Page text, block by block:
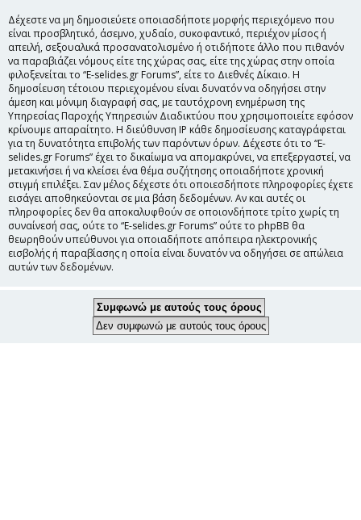
Δέχεστε να μη δημοσιεύετε οποιασδήποτε μορφής περιεχόμενο που
είναι προσβλητικό, άσεμνο, χυδαίο, συκοφαντικό, περιέχον μίσος ή
απειλή, σεξουαλικά προσανατολισμένο ή οτιδήποτε άλλο που πιθανόν
να παραβιάζει νόμους είτε της χώρας σας, είτε της χώρας στην οποία
φιλοξενείται το “E-selides.gr Forums”, είτε το Διεθνές Δίκαιο. Η
δημοσίευση τέτοιου περιεχομένου είναι δυνατόν να οδηγήσει στην
άμεση και μόνιμη διαγραφή σας, με ταυτόχρονη ενημέρωση της
Υπηρεσίας Παροχής Υπηρεσιών Διαδικτύου που χρησιμοποιείτε εφόσον
κρίνουμε απαραίτητο. Η διεύθυνση IP κάθε δημοσίευσης καταγράφεται
για τη δυνατότητα επιβολής των παρόντων όρων. Δέχεστε ότι το “E-
selides.gr Forums” έχει το δικαίωμα να απομακρύνει, να επεξεργαστεί, να
μετακινήσει ή να κλείσει ένα θέμα συζήτησης οποιαδήποτε χρονική
στιγμή επιλέξει. Σαν μέλος δέχεστε ότι οποιεσδήποτε πληροφορίες έχετε
εισάγει αποθηκεύονται σε μια βάση δεδομένων. Αν και αυτές οι
πληροφορίες δεν θα αποκαλυφθούν σε οποιονδήποτε τρίτο χωρίς τη
συναίνεσή σας, ούτε το “E-selides.gr Forums” ούτε το phpBB θα
θεωρηθούν υπεύθυνοι για οποιαδήποτε απόπειρα ηλεκτρονικής
εισβολής ή παραβίασης η οποία είναι δυνατόν να οδηγήσει σε απώλεια
αυτών των δεδομένων.